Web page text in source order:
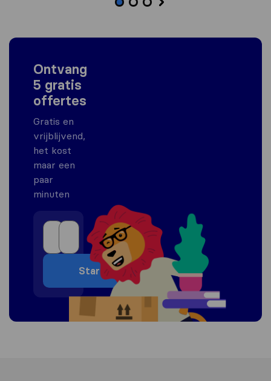
Ontvang
5 gratis
offertes
Gratis en
vrijblijvend,
het kost
maar een
paar
minuten
Start